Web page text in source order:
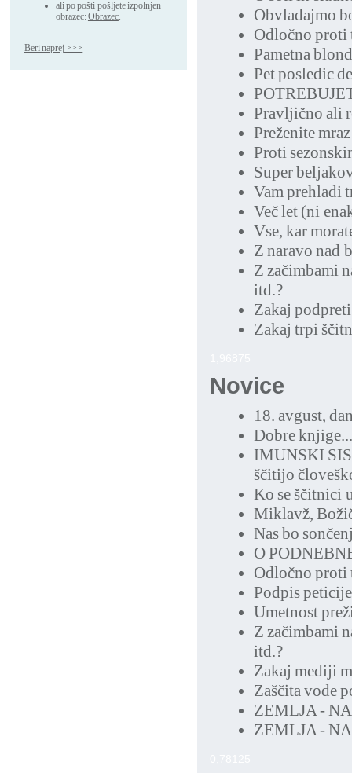
Obvladajmo
Odločno proti
Pametna
Pet posledic
Pravljično ali
Preženite
Proti
Super
Vam prehladi
Več let (ni
Vse, kar
Z naravo nad
Z začimbami
itd.?
Zakaj
Zakaj trpi
Novice
18. avgust,
Dobre knjige...
IMUNSKI
ščitijo
Ko se ščitnici
Miklavž,
Nas bo
O
Odločno proti
Podpis
Umetnost
Z začimbami
itd.?
Zakaj mediji
Zaščita vode
ZEMLJA -
ZEMLJA -
ali po pošti pošljete izpolnjen
obrazec:Obrazec.
Beri naprej >>>